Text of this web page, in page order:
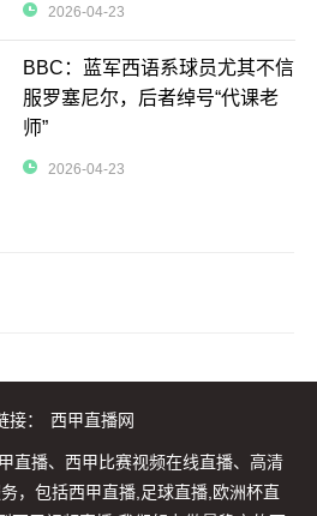
2026-04-23
BBC：蓝军西语系球员尤其不信
服罗塞尼尔，后者绰号“代课老
师”
2026-04-23
接： 西甲直播网
直播、西甲比赛视频在线直播、高清
，包括西甲直播,足球直播,欧洲杯直